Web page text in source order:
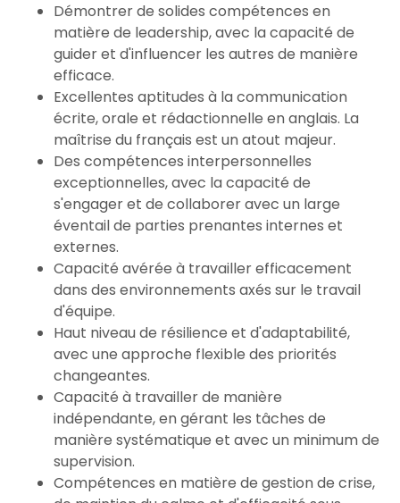
Démontrer de solides compétences en
matière de leadership, avec la capacité de
guider et d'influencer les autres de manière
efficace.
Excellentes aptitudes à la communication
écrite, orale et rédactionnelle en anglais. La
maîtrise du français est un atout majeur.
Des compétences interpersonnelles
exceptionnelles, avec la capacité de
s'engager et de collaborer avec un large
éventail de parties prenantes internes et
externes.
Capacité avérée à travailler efficacement
dans des environnements axés sur le travail
d'équipe.
Haut niveau de résilience et d'adaptabilité,
avec une approche flexible des priorités
changeantes.
Capacité à travailler de manière
indépendante, en gérant les tâches de
manière systématique et avec un minimum de
supervision.
Compétences en matière de gestion de crise,